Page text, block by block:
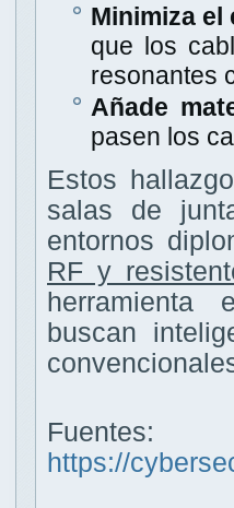
Minimiza el
que los
resonantes
Añade
pasen los
Estos
salas de
entornos
RF y
herramienta
buscan
Fuentes:
https://